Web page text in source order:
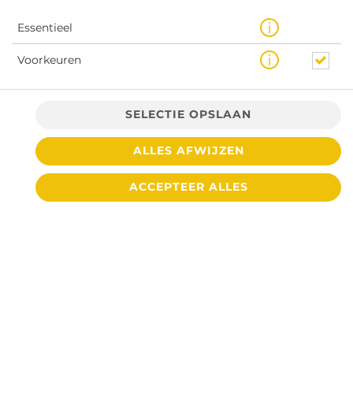
Essentieel
Voorkeuren
SELECTIE OPSLAAN
ALLES AFWIJZEN
ACCEPTEER ALLES